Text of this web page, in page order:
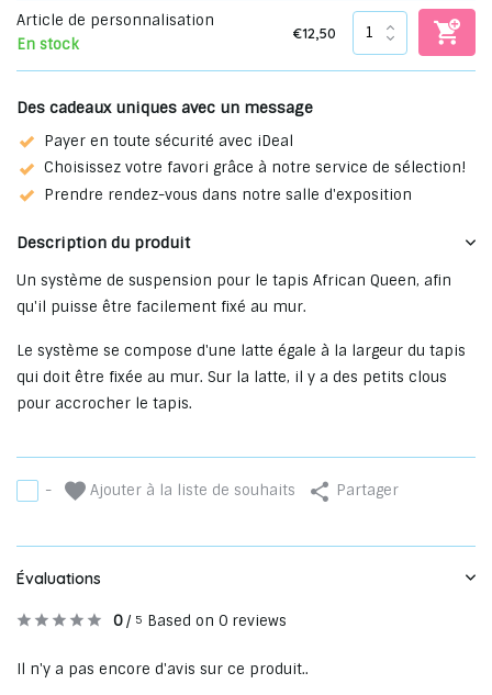
Article de personnalisation
En stock
€12,50
Des cadeaux uniques avec un message
Payer en toute sécurité avec iDeal
Choisissez votre favori grâce à notre service de sélection!
Prendre rendez-vous dans notre salle d'exposition
Description du produit
Un système de suspension pour le tapis African Queen, afin
qu'il puisse être facilement fixé au mur.
Le système se compose d'une latte égale à la largeur du tapis
qui doit être fixée au mur. Sur la latte, il y a des petits clous
pour accrocher le tapis.
- Ajouter à la liste de souhaits Partager
Évaluations
0/ 5 Based on 0 reviews
Il n'y a pas encore d'avis sur ce produit..